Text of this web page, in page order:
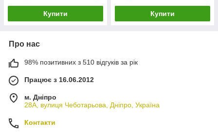
Купити Купити
Про нас
98% позитивних з 510 відгуків за рік
Працює з 16.06.2012
м. Дніпро
28А, вулиця Чеботарьова, Дніпро, Україна
Контакти